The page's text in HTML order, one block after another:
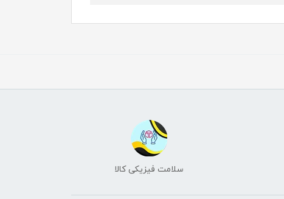
سلامت فیزیکی کالا